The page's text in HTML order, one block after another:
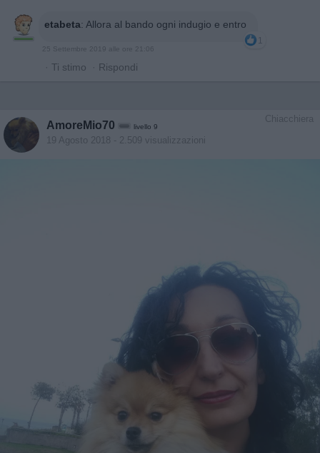
etabeta: Allora al bando ogni indugio e entro
1
25 Settembre 2019 alle ore 21:06
· Ti stimo · Rispondi
Chiacchiera
AmoreMio70 livello 9
19 Agosto 2018 - 2.509 visualizzazioni